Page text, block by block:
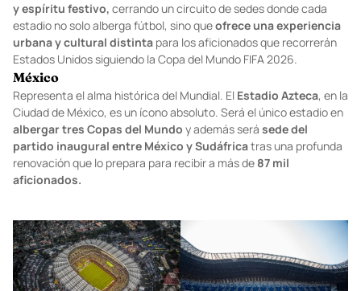
y espíritu festivo, cerrando un circuito de sedes donde cada
estadio no solo alberga fútbol, sino queofrece una experiencia
urbana y cultural distinta para los aficionados que recorrerán
Estados Unidos siguiendo la Copa del Mundo FIFA 2026.
México
Representa el alma histórica del Mundial. El Estadio Azteca, en la
Ciudad de México, es un ícono absoluto. Será el único estadio en
albergar tres Copas del Mundo y además será sede del
partido inaugural entre México y Sudáfricatras una profunda
renovación que lo prepara para recibir a más de 87 mil
aficionados.